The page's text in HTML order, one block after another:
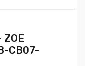
CB07-